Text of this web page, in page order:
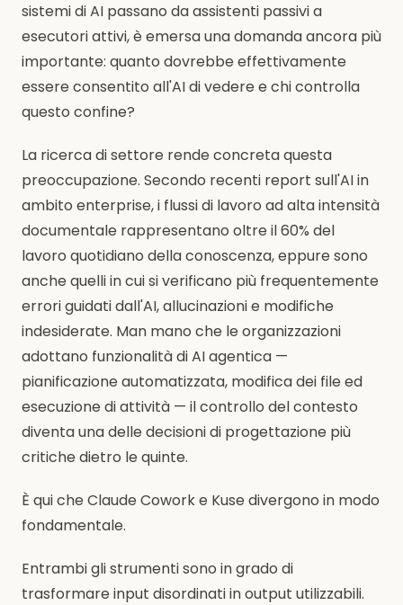
sistemi di AI passano da assistenti passivi a
esecutori attivi, è emersa una domanda ancora più
importante: quanto dovrebbe effettivamente
essere consentito all'AI di vedere e chi controlla
questo confine?
La ricerca di settore rende concreta questa
preoccupazione. Secondo recenti report sull'AI in
ambito enterprise, i flussi di lavoro ad alta intensità
documentale rappresentano oltre il 60% del
lavoro quotidiano della conoscenza, eppure sono
anche quelli in cui si verificano più frequentemente
errori guidati dall'AI, allucinazioni e modifiche
indesiderate. Man mano che le organizzazioni
adottano funzionalità di AI agentica —
pianificazione automatizzata, modifica dei file ed
esecuzione di attività — il controllo del contesto
diventa una delle decisioni di progettazione più
critiche dietro le quinte.
È qui che Claude Cowork e Kuse divergono in modo
fondamentale.
Entrambi gli strumenti sono in grado di
trasformare input disordinati in output utilizzabili.